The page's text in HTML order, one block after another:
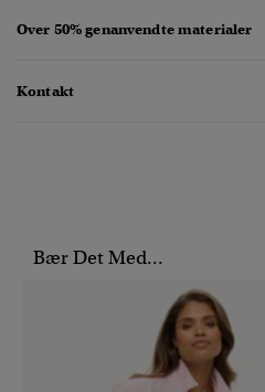
Over 50% genanvendte materialer
Kontakt
Bær Det Med...